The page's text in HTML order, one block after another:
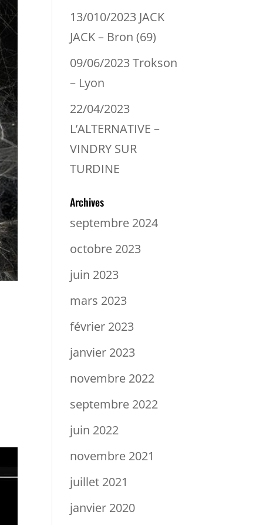
13/010/2023 JACK
JACK – Bron (69)
09/06/2023 Trokson
– Lyon
22/04/2023
L’ALTERNATIVE –
VINDRY SUR
TURDINE
Archives
septembre 2024
octobre 2023
juin 2023
mars 2023
février 2023
janvier 2023
novembre 2022
septembre 2022
juin 2022
novembre 2021
juillet 2021
janvier 2020